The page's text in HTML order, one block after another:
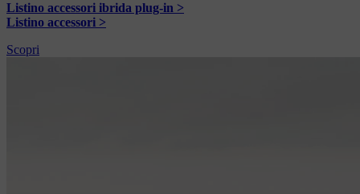
Listino accessori ibrida plug-in >
Listino accessori >
Scopri